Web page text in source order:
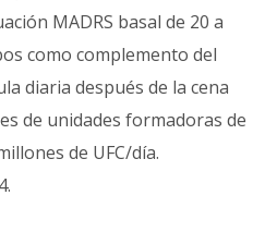
MADRS basal de 20 a
como complemento del
diaria después de la cena
de unidades formadoras de
de UFC/día.